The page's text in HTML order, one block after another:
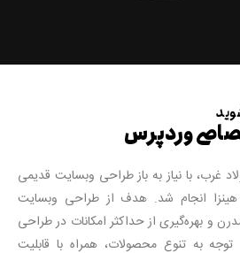
وردپرس
غرب، با نیاز به باز طراحی وبسایت قدیمی
انجام شد. هدف از طراحی وبسایت
و بهره‌گیری از حداکثر امکانات در طراحی
به تنوع محصولات، همراه با قابلیت